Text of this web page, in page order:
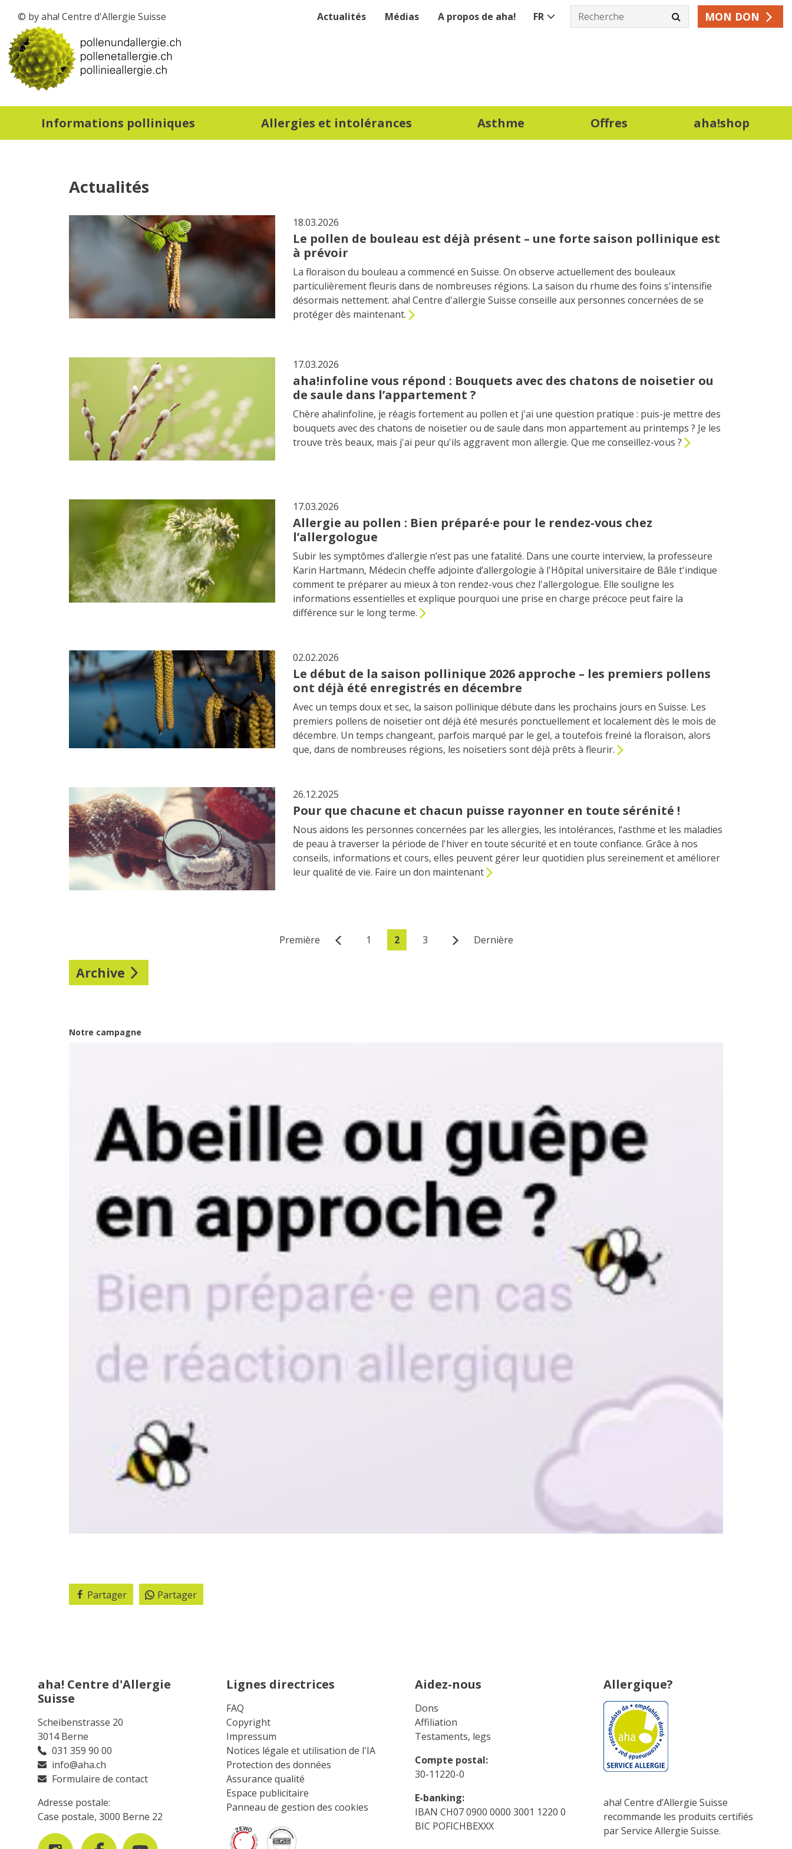
© by aha! Centre d'Allergie Suisse Actualités Médias A propos de aha! FR MON DON
vers la page d'accueil
Informations polliniques Allergies et intolérances Asthme Offres aha!shop
Actualités
18.03.2026
Le pollen de bouleau est déjà présent – une forte saison pollinique est
à prévoir
La floraison du bouleau a commencé en Suisse. On observe actuellement des bouleaux
particulièrement fleuris dans de nombreuses régions. La saison du rhume des foins s'intensifie
désormais nettement. aha! Centre d'allergie Suisse conseille aux personnes concernées de se
protéger dès maintenant.
17.03.2026
aha!infoline vous répond : Bouquets avec des chatons de noisetier ou
de saule dans l’appartement ?
Chère aha!infoline, je réagis fortement au pollen et j'ai une question pratique : puis-je mettre des
bouquets avec des chatons de noisetier ou de saule dans mon appartement au printemps ? Je les
trouve très beaux, mais j'ai peur qu'ils aggravent mon allergie. Que me conseillez-vous ?
17.03.2026
Allergie au pollen : Bien préparé·e pour le rendez-vous chez
l’allergologue
Subir les symptômes d’allergie n’est pas une fatalité. Dans une courte interview, la professeure
Karin Hartmann, Médecin cheffe adjointe d’allergologie à l'Hôpital universitaire de Bâle t'indique
comment te préparer au mieux à ton rendez-vous chez l'allergologue. Elle souligne les
informations essentielles et explique pourquoi une prise en charge précoce peut faire la
différence sur le long terme.
02.02.2026
Le début de la saison pollinique 2026 approche – les premiers pollens
ont déjà été enregistrés en décembre
Avec un temps doux et sec, la saison pollinique débute dans les prochains jours en Suisse. Les
premiers pollens de noisetier ont déjà été mesurés ponctuellement et localement dès le mois de
décembre. Un temps changeant, parfois marqué par le gel, a toutefois freiné la floraison, alors
que, dans de nombreuses régions, les noisetiers sont déjà prêts à fleurir.
26.12.2025
Pour que chacune et chacun puisse rayonner en toute sérénité !
Nous aidons les personnes concernées par les allergies, les intolérances, l’asthme et les maladies
de peau à traverser la période de l'hiver en toute sécurité et en toute confiance. Grâce à nos
conseils, informations et cours, elles peuvent gérer leur quotidien plus sereinement et améliorer
leur qualité de vie. Faire un don maintenant
Première 1 2 3 Dernière
Archive
Notre campagne
Partager Partager
aha! Centre d'Allergie
Suisse
Scheibenstrasse 20
3014 Berne
031 359 90 00
info@aha.ch
Formulaire de contact
Adresse postale:
Case postale, 3000 Berne 22
Lignes directrices
FAQ
Copyright
Impressum
Notices légale et utilisation de l'IA
Protection des données
Assurance qualité
Espace publicitaire
Panneau de gestion des cookies
Aidez-nous
Dons
Affiliation
Testaments, legs
Compte postal:
30-11220-0
E-banking:
IBAN CH07 0900 0000 3001 1220 0
BIC POFICHBEXXX
Allergique?
aha! Centre d’Allergie Suisse
recommande les produits certifiés
par Service Allergie Suisse.